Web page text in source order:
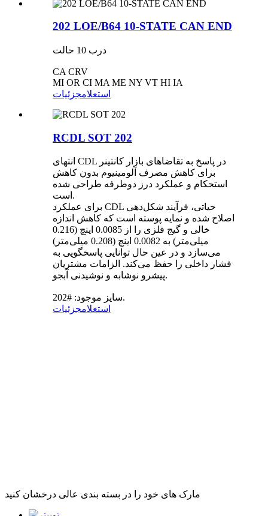
202 LOE/B64 10-STATE CAN END
درب 10 حالت
CA CRV
MI OR CI MA ME NY VT HI IA
استعلامجزئیات
RCDL SOT 202
انتهای CDL در پاسخ به تقاضاهای بازار کانتینر
برای کاهش مصرف آلومینیوم بدون کاهش
استحکام و عملکرد درز دوطرفه طراحی شده
است.
برای عملکرد CDL حیاتی، فرآیند شکل‌دهی
اصلاح شده و نمایه پوسته است که کاهش اندازه
خالی و گیج فلزی را از 0.0085 اینچ (0.216
میلی‌متر) به 0.0082 اینچ (0.208 میلی‌متر)
می‌سازد و در عین حال توانایی پاسخگویی به
فشار داخلی را حفظ می‌کند. الزامات مشتریان
پیشرو نوشابه و نوشیدنی آبجو.
سایز موجود: #202.
استعلامجزئیات
مارک های خود را در بسته بندی عالی درخشان کنید